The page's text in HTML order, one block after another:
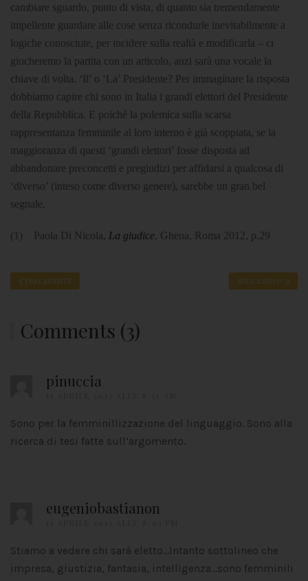
cambiare sguardo, punto di vista, di quanto sia tremendamente
impellente guardare alle cose senza ricondurle inevitabilmente a
logiche conosciute, per incidere sulla realtà e modificarla – ci
giocheremo la partita con un articolo, anzi sarà una vocale la
chiave di volta. ‘Il’ o ‘La’ Presidente? Per immaginare la risposta
dobbiamo capire chi sono in Italia i grandi elettori del Presidente
della Repubblica. E poiché la polemica sulla scarsa
rappresentanza femminile al loro interno è già scoppiata, se la
maggioranza di questi ‘grandi elettori’ fosse disposta ad
abbandonare preconcetti e pregiudizi per affidarsi a qualcosa di
‘diverso’ (inteso come diverso genere), sarebbe un gran bel
segnale.
(1) Paola Di Nicola, La giudice, Ghena, Roma 2012, p.29
PRECEDENTE SUCCESSIVO
Comments (3)
pinuccia
Sono per la femminillizzazione del linguaggio. Sono alla
ricerca di tesi fatte sull’argomento.
eugeniobastianon
Stiamo a vedere chi sarà eletto…Intanto sottolineo che
impresa, giustizia, fantasia, intelligenza…sono femminili